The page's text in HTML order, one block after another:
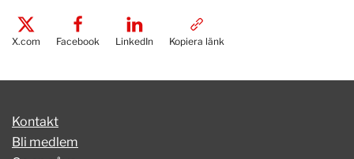
X.com Facebook LinkedIn Kopiera länk
Kontakt
Bli medlem